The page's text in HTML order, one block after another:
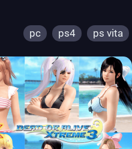
pc ps4 ps vita